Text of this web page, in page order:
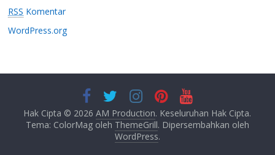
RSS Komentar
WordPress.org
Hak Cipta © 2026AM Production. Keseluruhan Hak Cipta.
Tema: ColorMag oleh ThemeGrill. Dipersembahkan oleh
WordPress.